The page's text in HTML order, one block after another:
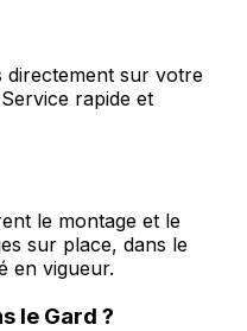
directement sur votre
rapide et
le montage et le
sur place, dans le
en vigueur.
le Gard ?